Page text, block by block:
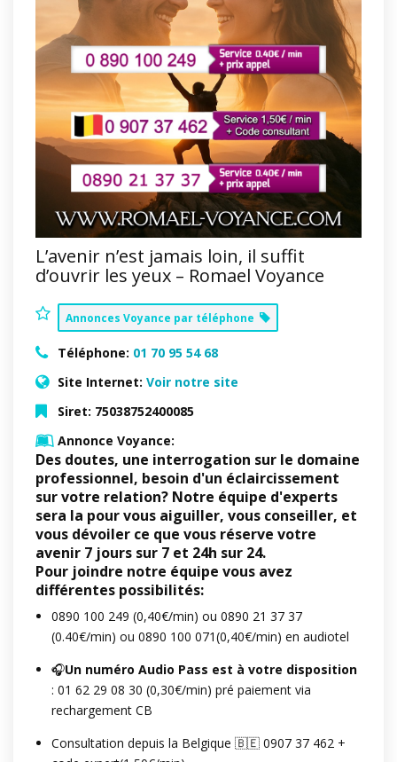
L’avenir n’est jamais loin, il suffit
d’ouvrir les yeux – Romael Voyance
Annonces Voyance par téléphone
Téléphone: 01 70 95 54 68
Site Internet: Voir notre site
Siret: 75038752400085
Annonce Voyance:
Des doutes, une interrogation sur le domaine
professionnel, besoin d'un éclaircissement
sur votre relation? Notre équipe d'experts
sera la pour vous aiguiller, vous conseiller, et
vous dévoiler ce que vous réserve votre
avenir 7 jours sur 7 et 24h sur 24.
Pour joindre notre équipe vous avez
différentes possibilités:
0890 100 249 (0,40€/min) ou 0890 21 37 37
(0.40€/min) ou 0890 100 071(0,40€/min) en audiotel
🎧Un numéro Audio Pass est à votre disposition
: 01 62 29 08 30 (0,30€/min) pré paiement via
rechargement CB
Consultation depuis la Belgique 🇧🇪 0907 37 462 +